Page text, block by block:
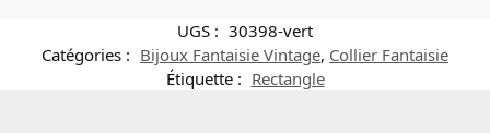
UGS : 30398-vert
Catégories : Bijoux Fantaisie Vintage, Collier Fantaisie
Étiquette : Rectangle